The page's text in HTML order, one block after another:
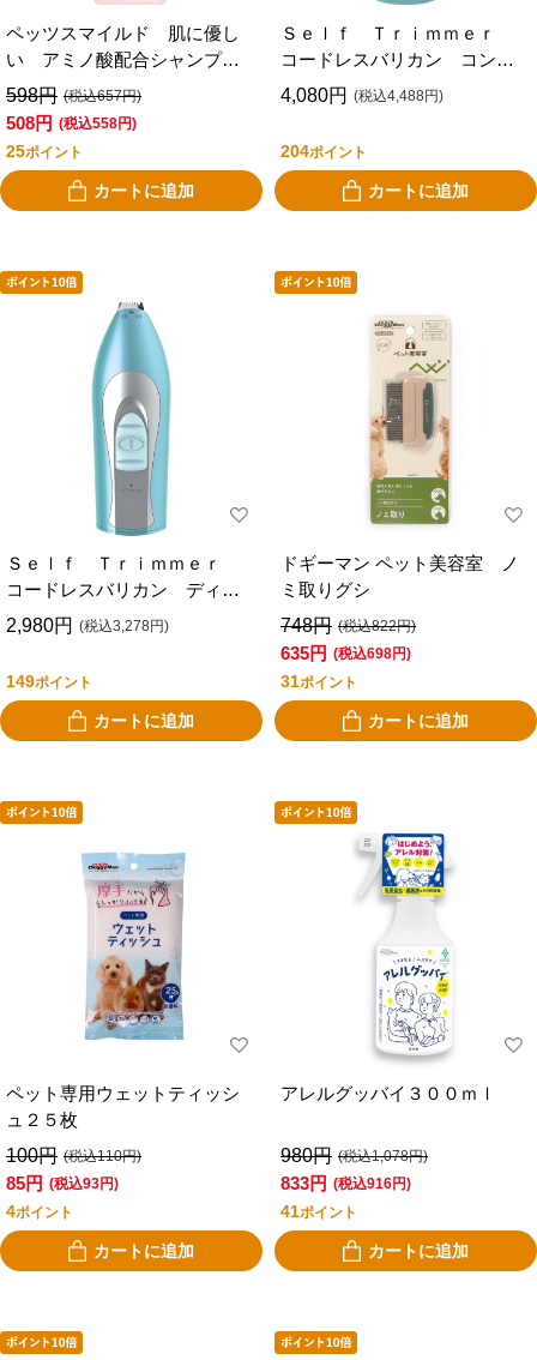
ペッツスマイルド 肌に優し
い アミノ酸配合シャンプ
ー 短毛犬用 ３５０ｍＬ
598円 (税込657円)
508円 (税込558円)
25ポイント
カートに追加
Ｓｅｌｆ Ｔｒｉｍｍｅｒ
コードレスバリカン コンパ
クト
4,080円 (税込4,488円)
204ポイント
カートに追加
Ｓｅｌｆ Ｔｒｉｍｍｅｒ
コードレスバリカン ディテ
ール
2,980円 (税込3,278円)
149ポイント
カートに追加
ドギーマン ペット美容室 ノ
ミ取りグシ
748円 (税込822円)
635円 (税込698円)
31ポイント
カートに追加
ペット専用ウェットティッシ
ュ２５枚
100円 (税込110円)
85円 (税込93円)
4ポイント
カートに追加
アレルグッバイ３００ｍｌ
980円 (税込1,078円)
833円 (税込916円)
41ポイント
カートに追加